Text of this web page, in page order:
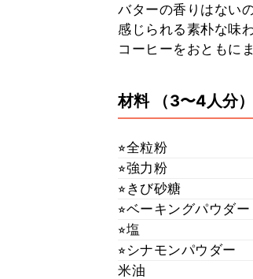
バターの香りはない
感じられる素朴な味
コーヒーをおともに
材料 （3〜4人分）
⭐︎全粒粉
⭐︎強力粉
⭐︎きび砂糖
⭐︎ベーキングパウダー
⭐︎塩
⭐︎シナモンパウダー
米油